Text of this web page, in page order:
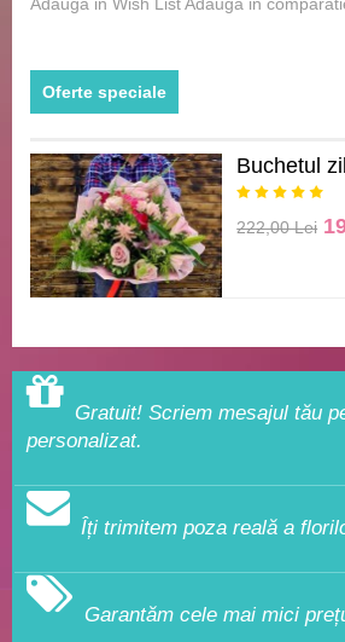
Oferte speciale
Buchetul
222,00 Lei
Gratuit! Scriem mesajul tău
personalizat.
Îți trimitem poza reală a
Garantăm cele mai mici